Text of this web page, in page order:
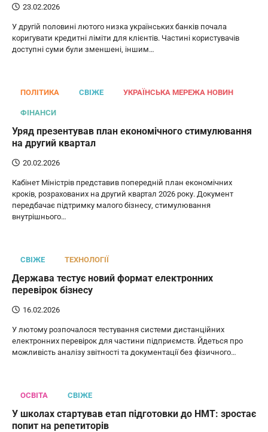
23.02.2026
У другій половині лютого низка українських банків почала
коригувати кредитні ліміти для клієнтів. Частині користувачів
доступні суми були зменшені, іншим…
ПОЛІТИКА СВІЖЕ УКРАЇНСЬКА МЕРЕЖА НОВИН
ФІНАНСИ
Уряд презентував план економічного стимулювання
на другий квартал
20.02.2026
Кабінет Міністрів представив попередній план економічних
кроків, розрахованих на другий квартал 2026 року. Документ
передбачає підтримку малого бізнесу, стимулювання
внутрішнього…
СВІЖЕ ТЕХНОЛОГІЇ
Держава тестує новий формат електронних
перевірок бізнесу
16.02.2026
У лютому розпочалося тестування системи дистанційних
електронних перевірок для частини підприємств. Йдеться про
можливість аналізу звітності та документації без фізичного…
ОСВІТА СВІЖЕ
У школах стартував етап підготовки до НМТ: зростає
попит на репетиторів